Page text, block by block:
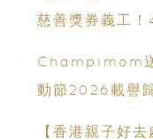
慈善獎券義工
Champimom
動節2026載譽
【香港親子好